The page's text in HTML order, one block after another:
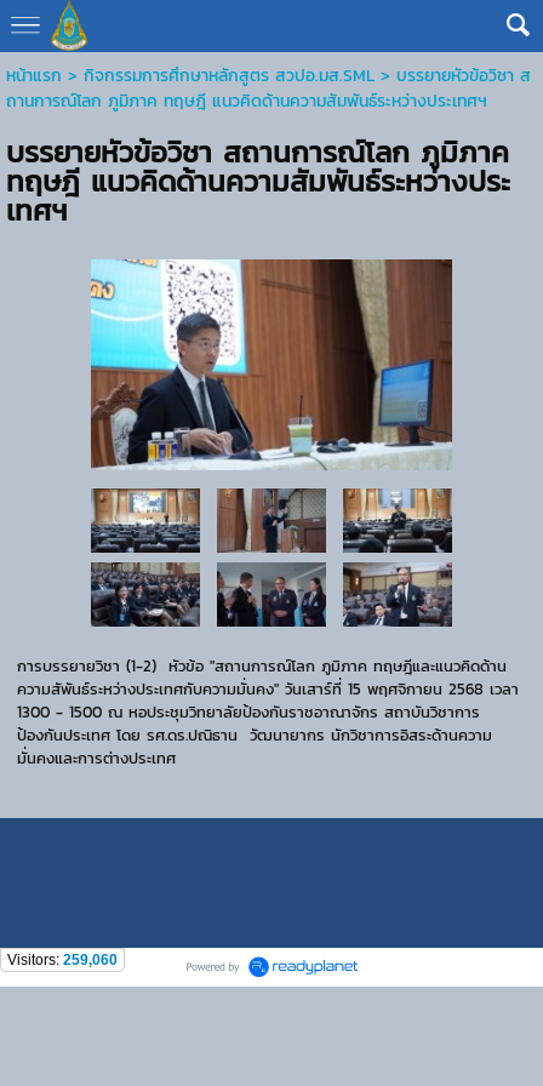
หน้าแรก > กิจกรรมการศึกษาหลักสูตร สวปอ.มส.SML > บรรยายหัวข้อวิชา ส
ถานการณ์โลก ภูมิภาค ทฤษฎี แนวคิดด้านความสัมพันธ์ระหว่างประเทศฯ
บรรยายหัวข้อวิชา สถานการณ์โลก ภูมิภาค
ทฤษฎี แนวคิดด้านความสัมพันธ์ระหว่างประ
เทศฯ
การบรรยายวิชา (1-2) หัวข้อ "สถานการณ์โลก ภูมิภาค ทฤษฎีและแนวคิดด้าน
ความสัพันธ์ระหว่างประเทศกับความมั่นคง" วันเสาร์ที่ 15 พฤศจิกายน 2568 เวลา
1300 - 1500 ณ หอประชุมวิทยาลัยป้องกันราชอาณาจักร สถาบันวิชาการ
ป้องกันประเทศ โดย รศ.ดร.ปณิธาน วัฒนายากร นักวิชาการอิสระด้านความ
มั่นคงและการต่างประเทศ
Visitors: 259,060